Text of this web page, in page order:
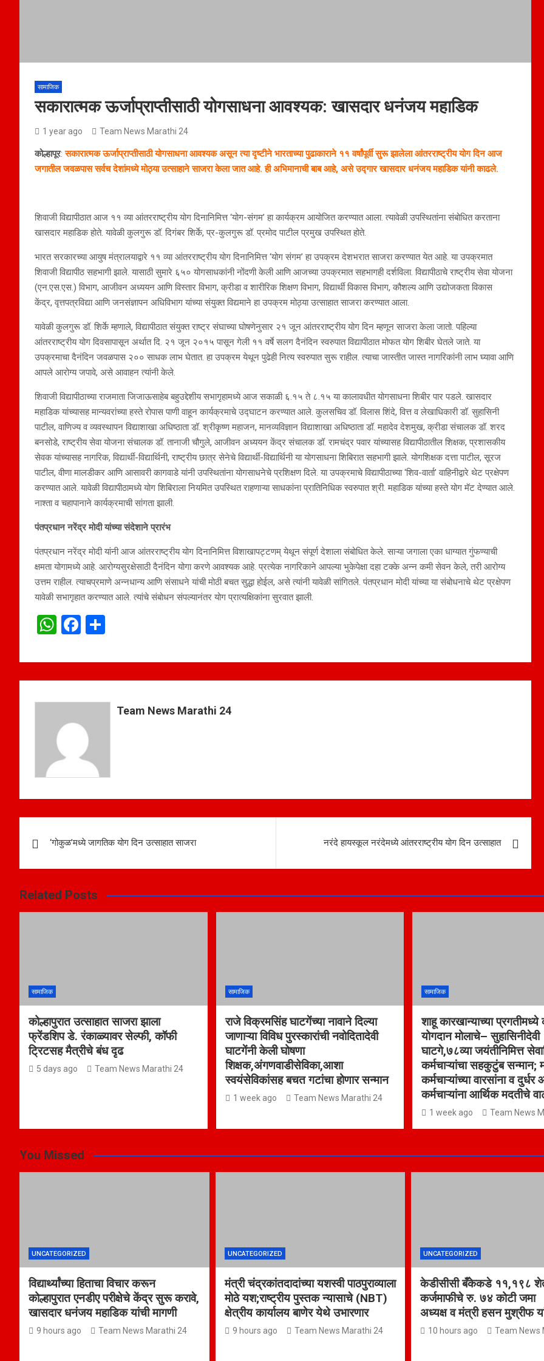
सामाजिक
सकारात्मक ऊर्जाप्राप्तीसाठी योगसाधना आवश्यक: खासदार धनंजय महाडिक
1 year ago Team News Marathi 24
कोल्हापूर:सकारात्मक ऊर्जाप्राप्तीसाठी योगसाधना आवश्यक असून त्या दृष्टीने भारताच्या पुढाकाराने ११ वर्षांपूर्वी सुरू झालेला आंतरराष्ट्रीय योग दिन आज
जगातील जवळपास सर्वच देशांमध्ये मोठ्या उत्साहाने साजरा केला जात आहे. ही अभिमानाची बाब आहे, असे उद्गार खासदार धनंजय महाडिक यांनी काढले.
शिवाजी विद्यापीठात आज ११ व्या आंतरराष्ट्रीय योग दिनानिमित्त ‘योग-संगम’ हा कार्यक्रम आयोजित करण्यात आला. त्यावेळी उपस्थितांना संबोधित करताना
खासदार महाडिक होते. यावेळी कुलगुरू डॉ. दिगंबर शिर्के, प्र-कुलगुरू डॉ. प्रमोद पाटील प्रमुख उपस्थित होते.
भारत सरकारच्या आयुष मंत्रालयाद्वारे ११ व्या आंतरराष्ट्रीय योग दिनानिमित्त ‘योग संगम’ हा उपक्रम देशभरात साजरा करण्यात येत आहे. या उपक्रमात
शिवाजी विद्यापीठ सहभागी झाले. यासाठी सुमारे ६५० योगसाधकांनी नोंदणी केली आणि आजच्या उपक्रमात सहभागही दर्शविला. विद्यापीठाचे राष्ट्रीय सेवा योजना
(एन.एस.एस.) विभाग, आजीवन अध्ययन आणि विस्तार विभाग, क्रीडा व शारीरिक शिक्षण विभाग, विद्यार्थी विकास विभाग, कौशल्य आणि उद्योजकता विकास
केंद्र, वृत्तपत्रविद्या आणि जनसंज्ञापन अधिविभाग यांच्या संयुक्त विद्यमाने हा उपक्रम मोठ्या उत्साहात साजरा करण्यात आला.
यावेळी कुलगुरू डॉ. शिर्के म्हणाले, विद्यापीठात संयुक्त राष्ट्र संघाच्या घोषणेनुसार २१ जून आंतरराष्ट्रीय योग दिन म्हणून साजरा केला जातो. पहिल्या
आंतरराष्ट्रीय योग दिवसापासून अर्थात दि. २१ जून २०१५ पासून गेली ११ वर्षे सलग दैनंदिन स्वरुपात विद्यापीठात मोफत योग शिबीर घेतले जाते. या
उपक्रमाचा दैनंदिन जवळपास २०० साधक लाभ घेतात. हा उपक्रम येथून पुढेही नित्य स्वरुपात सुरू राहील. त्याचा जास्तीत जास्त नागरिकांनी लाभ घ्यावा आणि
आपले आरोग्य जपावे, असे आवाहन त्यांनी केले.
शिवाजी विद्यापीठाच्या राजमाता जिजाऊसाहेब बहुउद्देशीय सभागृहामध्ये आज सकाळी ६.१५ ते ८.१५ या कालावधीत योगसाधना शिबीर पार पडले. खासदार
महाडिक यांच्यासह मान्यवरांच्या हस्ते रोपास पाणी वाहून कार्यक्रमाचे उद्घाटन करण्यात आले. कुलसचिव डॉ. विलास शिंदे, वित्त व लेखाधिकारी डॉ. सुहासिनी
पाटील, वाणिज्य व व्यवस्थापन विद्याशाखा अधिष्ठाता डॉ. श्रीकृष्ण महाजन, मानव्यविज्ञान विद्याशाखा अधिष्ठाता डॉ. महादेव देशमुख, क्रीडा संचालक डॉ. शरद
बनसोडे, राष्ट्रीय सेवा योजना संचालक डॉ. तानाजी चौगुले, आजीवन अध्ययन केंद्र संचालक डॉ. रामचंद्र पवार यांच्यासह विद्यापीठातील शिक्षक, प्रशासकीय
सेवक यांच्यासह नागरिक, विद्यार्थी-विद्यार्थिनी, राष्ट्रीय छात्र सेनेचे विद्यार्थी-विद्यार्थिनी या योगसाधना शिबिरात सहभागी झाले. योगशिक्षक दत्ता पाटील, सूरज
पाटील, वीणा मालडीकर आणि आसावरी कागवाडे यांनी उपस्थितांना योगसाधनेचे प्रशिक्षण दिले. या उपक्रमाचे विद्यापीठाच्या ‘शिव-वार्ता’ वाहिनीद्वारे थेट प्रक्षेपण
करण्यात आले. यावेळी विद्यापीठामध्ये योग शिबिराला नियमित उपस्थित राहणाऱ्या साधकांना प्रातिनिधिक स्वरुपात श्री. महाडिक यांच्या हस्ते योग मॅट देण्यात आले.
नाश्ता व चहापानाने कार्यक्रमाची सांगता झाली.
पंतप्रधान नरेंद्र मोदी यांच्या संदेशाने प्रारंभ
पंतप्रधान नरेंद्र मोदी यांनी आज आंतरराष्ट्रीय योग दिनानिमित्त विशाखापट्टणम् येथून संपूर्ण देशाला संबोधित केले. साऱ्या जगाला एका धाग्यात गुंफण्याची
क्षमता योगामध्ये आहे. आरोग्यसुरक्षेसाठी दैनंदिन योगा करणे आवश्यक आहे. प्रत्येक नागरिकाने आपल्या भुकेपेक्षा दहा टक्के अन्न कमी सेवन केले, तरी आरोग्य
उत्तम राहील. त्याचप्रमाणे अन्नधान्य आणि संसाधने यांची मोठी बचत सुद्धा होईल, असे त्यांनी यावेळी सांगितले. पंतप्रधान मोदी यांच्या या संबोधनाचे थेट प्रक्षेपण
यावेळी सभागृहात करण्यात आले. त्यांचे संबोधन संपल्यानंतर योग प्रात्यक्षिकांना सुरवात झाली.
W
at
s
A
p
p
F
ce
b
o
o
k
ar
e
Team News Marathi 24
navigation
‘गोकुळ’मध्ये जागतिक योग दिन उत्साहात साजरा नरंदे हायस्कूल नरंदेमध्ये आंतरराष्ट्रीय योग दिन उत्साहात
Related Posts
सामाजिक
कोल्हापुरात उत्साहात साजरा झाला
फ्रेंडशिप डे. रंकाळ्यावर सेल्फी, कॉफी
ट्रिटसह मैत्रीचे बंध दृढ
5 days ago Team News Marathi 24
सामाजिक
राजे विक्रमसिंह घाटगेंच्या नावाने दिल्या
जाणाऱ्या विविध पुरस्कारांची नवोदितादेवी
घाटगेंनी केली घोषणा
शिक्षक,अंगणवाडीसेविका,आशा
स्वयंसेविकांसह बचत गटांचा होणार सन्मान
1 week ago Team News Marathi 24
सामाजिक
शाहू कारखान्याच्या प्रगतीमध्ये
योगदान मोलाचे– सुहासिनीदेवी
घाटगे,७८व्या जयंतीनिमित्त
कर्मचाऱ्यांचा सहकुटुंब सन्मान;
कर्मचाऱ्यांच्या वारसांना व
कर्मचाऱ्यांना आर्थिक मदतीचे
1 week ago Team News
You Missed
UNCATEGORIZED
विद्यार्थ्यांच्या हिताचा विचार करून
कोल्हापुरात एनडीए परीक्षेचे केंद्र सुरू करावे,
खासदार धनंजय महाडिक यांची मागणी
9 hours ago Team News Marathi 24
UNCATEGORIZED
मंत्री चंद्रकांतदादांच्या यशस्वी पाठपुराव्याला
मोठे यश;राष्ट्रीय पुस्तक न्यासाचे (NBT)
क्षेत्रीय कार्यालय बाणेर येथे उभारणार
9 hours ago Team News Marathi 24
UNCATEGORIZED
केडीसीसी बँकेकडे ११,१९८
कर्जमाफीचे रु. ७४ कोटी
अध्यक्ष व मंत्री हसन मुश्रीफ
10 hours ago Team News